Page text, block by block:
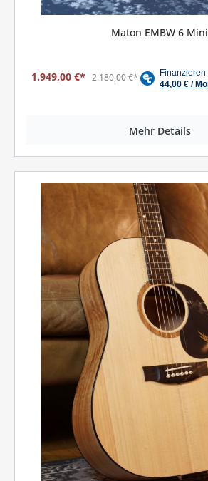
Maton EMBW 6 Mini
1.949,00 €* 2.180,00 €*
Mehr Details